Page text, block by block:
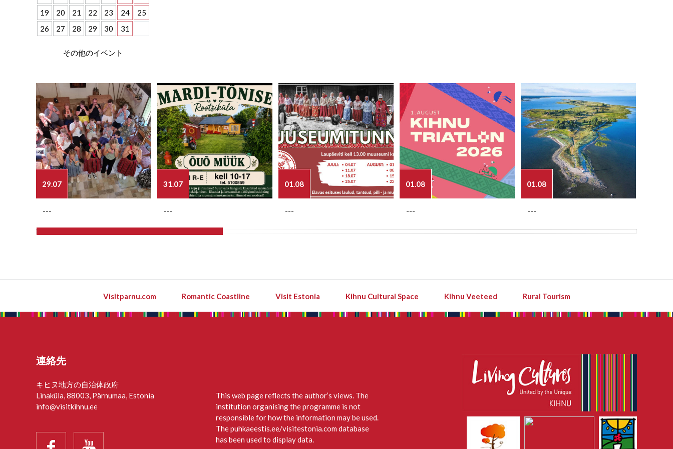
19
20 21 22 23 24
25
26
27 28 29 30 31
その他のイベント
29.07
---
31.07
---
01.08
---
01.08
---
01.08
---
Visitparnu.com Romantic Coastline Visit Estonia Kihnu Cultural Space Kihnu Veeteed Rural Tourism
連絡先
キヒヌ地方の自治体政府
Linaküla, 88003, Pärnumaa, Estonia
info@visitkihnu.ee
This web page reflects the author’s views. The
institution organising the programme is not
responsible for how the information may be used.
The puhkaeestis.ee/visitestonia.com database
has been used to display data.